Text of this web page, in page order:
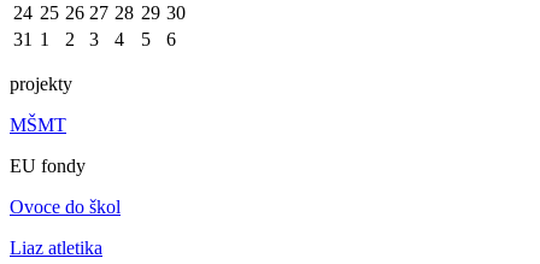
24 25 26 27 28 29 30
31 1 2 3 4 5 6
projekty
MŠMT
EU fondy
Ovoce do škol
Liaz atletika